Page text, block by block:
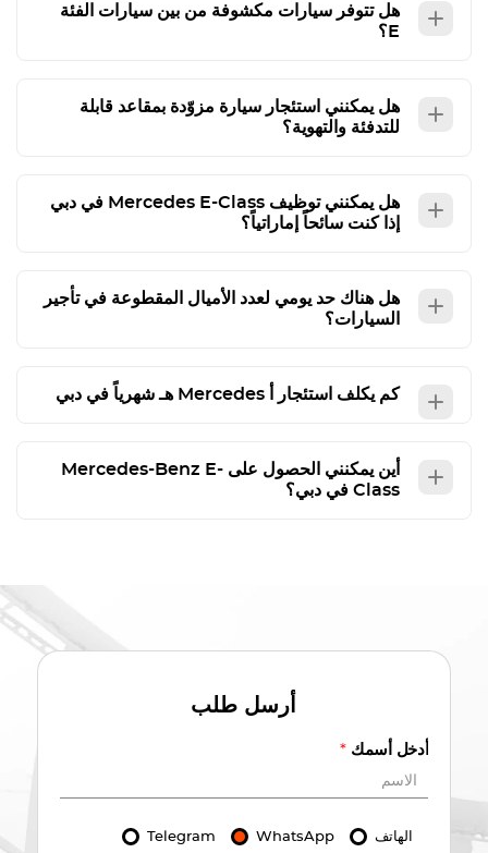
هل تتوفر سيارات مكشوفة من بين سيارات الفئة
E؟
هل يمكنني استئجار سيارة مزوّدة بمقاعد قابلة
للتدفئة والتهوية؟
هل يمكنني توظيف Mercedes E-Class
في دبي
إذا كنت سائحاً إماراتياً؟
هل هناك حد يومي لعدد الأميال المقطوعة في تأجير
السيارات؟
كم يكلف استئجار أ Mercedes هـ شهرياً في دبي
أين يمكنني الحصول على Mercedes-Benz E-
Class في دبي؟
أرسل طلب
أدخل أسمك *
الهاتف WhatsApp
Telegram